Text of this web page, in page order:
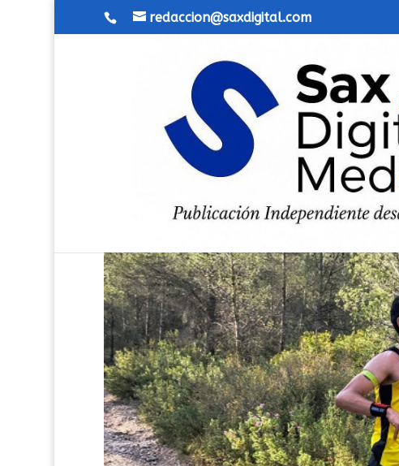
redaccion@saxdigital.com